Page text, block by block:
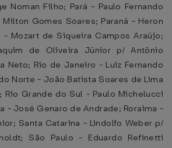
Noman Filho; Pará - Paulo Fernando
Milton Gomes Soares; Paraná - Heron
- Mozart de Siqueira Campos Araújo;
de Oliveira Júnior p/ Antônio
Neto; Rio de Janeiro - Luiz Fernando
Norte - João Batista Soares de Lima
Rio Grande do Sul - Paulo Michelucci
- José Genaro de Andrade; Roraima -
Santa Catarina - Lindolfo Weber p/
São Paulo - Eduardo Refinetti